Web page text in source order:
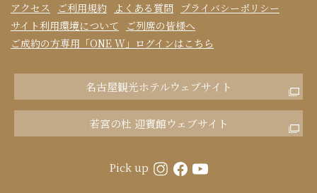
アクセス ご利用規約 よくある質問 プライバシーポリシー
サイト利用環境について
ご列席の皆様へ
ご成約の方専用「ONE W」ログインはこちら
名古屋観光ホテルウェブサイト
若宮の杜 迎賓館ウェブサイト
Pick up